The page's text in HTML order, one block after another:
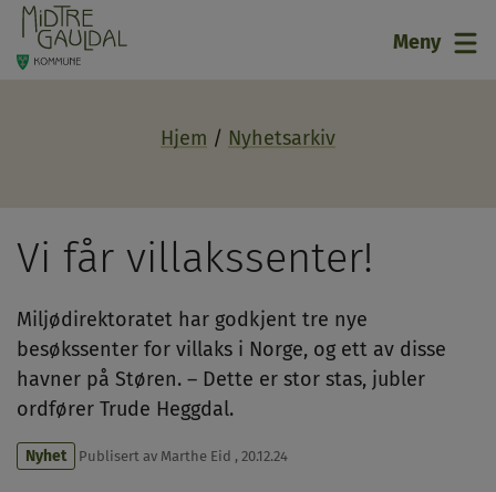
21 Meny
Hjem Nyhetsarkiv
Vi får villakssenter!
Miljødirektoratet har godkjent tre nye
besøkssenter for villaks i Norge, og ett av disse
havner på Støren. – Dette er stor stas, jubler
ordfører Trude Heggdal.
Nyhet Publisert av Marthe Eid , 20.12.24